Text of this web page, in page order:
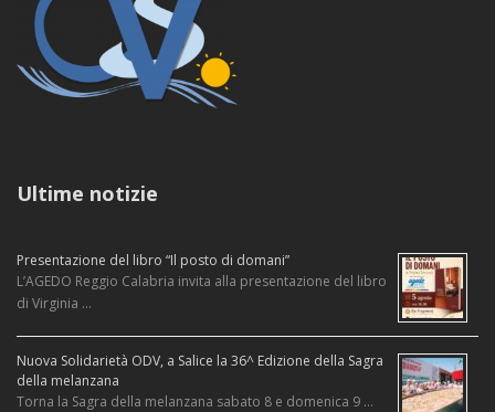
Ultime notizie
Presentazione del libro “Il posto di domani”
L’AGEDO Reggio Calabria invita alla presentazione del libro
di Virginia …
Nuova Solidarietà ODV, a Salice la 36^ Edizione della Sagra
della melanzana
Torna la Sagra della melanzana sabato 8 e domenica 9 …